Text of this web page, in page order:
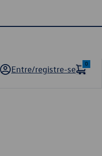
Entre/registre-se
0